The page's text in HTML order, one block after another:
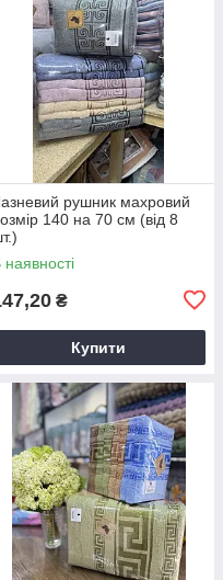
рушник махровий
140 на 70 см (від 8
наявності
₴
Купити